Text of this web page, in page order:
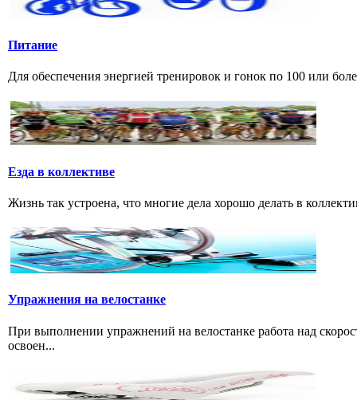
Питание
Для обеспечения энергией тренировок и гонок по 100 или
Езда в коллективе
Жизнь так устроена, что многие дела хорошо делать в
Упражнения на велостанке
При выполнении упражнений на велостанке работа над
освоен...